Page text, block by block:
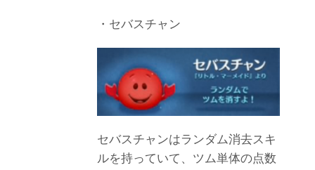
・セバスチャン
セバスチャンはランダム消去スキ
ルを持っていて、ツム単体の点数